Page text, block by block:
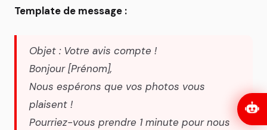
Template de message :
Objet : Votre avis compte !
Bonjour [Prénom],
Nous espérons que vos photos vous
plaisent !
Pourriez-vous prendre 1 minute pour nous